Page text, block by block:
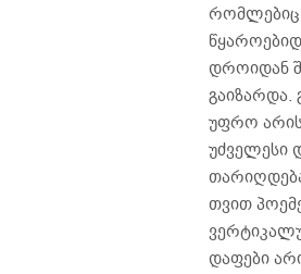
რომლებიც
დროიდან
გაიზარდა.
უფრო
უძველესი
თვით
დაფები